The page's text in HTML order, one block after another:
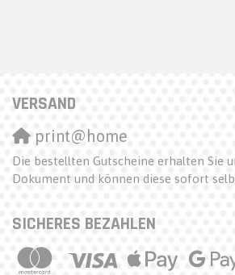
VERSAND
print@home
Die bestellten Gutscheine erhalten Sie
Dokument und können diese sofort
SICHERES BEZAHLEN